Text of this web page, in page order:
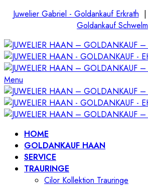
Juwelier Gabriel - Goldankauf Erkrath |
Goldankauf Schwelm
Menu
HOME
GOLDANKAUF HAAN
SERVICE
TRAURINGE
Cilor Kollektion Trauringe